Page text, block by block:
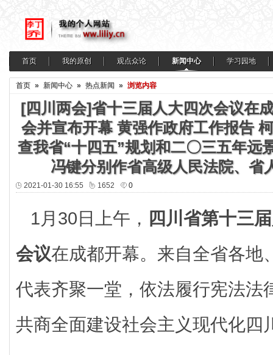
首页 我的原创 观点众论 新闻中心 学习园地
首页 » 新闻中心 » 热点新闻 » 浏览内容
[四川两会]省十三届人大四次会议在
会并宣布开幕 黄强作政府工作报告
查我省“十四五”规划和二〇三五年远
冯键分别作省高级人民法院、省
2021-01-30 16:55 1652 0
1月30日上午， 四川省第十三
会议在成都开幕。来自全省各地
代表齐聚一堂，依法履行宪法法
共商全面建设社会主义现代化四